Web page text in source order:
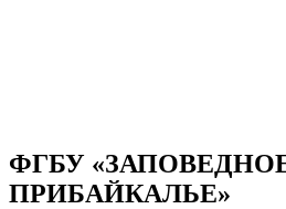
ФГБУ
ПРИБАЙКАЛЬЕ»